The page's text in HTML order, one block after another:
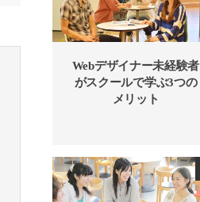
Webデザイナー未経験者
がスクールで学ぶ3つの
メリット